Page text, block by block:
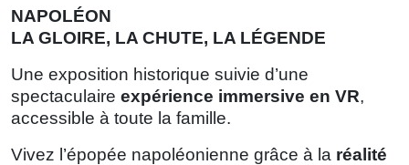
NAPOLÉON
LA GLOIRE, LA CHUTE, LA LÉGENDE
Une exposition historique suivie d’une
spectaculaire expérience immersive en VR,
accessible à toute la famille.
Vivez l’épopée napoléonienne grâce à la réalité